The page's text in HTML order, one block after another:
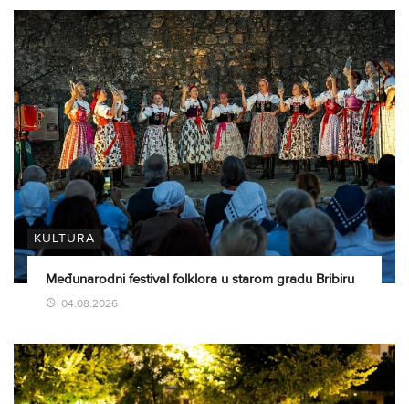
KULTURA
Međunarodni festival folklora u starom gradu Bribiru
04.08.2026